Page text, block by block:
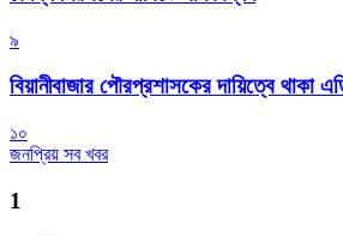
৯
বিয়ানীবাজার পৌরপ্রশাসকের দায়িত্বে থাকা
১০
জনপ্রিয় সব খবর
1